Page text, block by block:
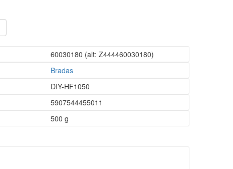
60030180 (alt: Z444460030180)
Bradas
DIY-HF1050
5907544455011
500 g